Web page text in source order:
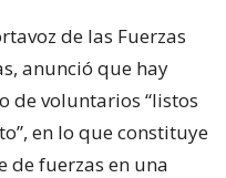
de las Fuerzas
anunció que hay
de voluntarios “listos
en lo que constituye
de fuerzas en una